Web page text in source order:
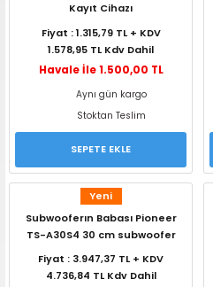
Kayıt Cihazı
Fiyat : 1.315,79 TL + KDV
1.578,95 TL Kdv Dahil
Havale İle 1.500,00 TL
Aynı gün kargo
Stoktan Teslim
SEPETE EKLE
Yeni
Subwooferın Babası Pioneer
TS-A30S4 30 cm subwoofer
Fiyat : 3.947,37 TL + KDV
4.736,84 TL Kdv Dahil